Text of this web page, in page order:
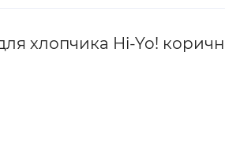
хлопчика Hi-Yo!